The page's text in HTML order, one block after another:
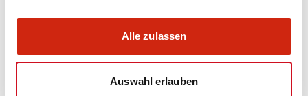
Alle zulassen
Auswahl erlauben
Kataloge & Broschüren